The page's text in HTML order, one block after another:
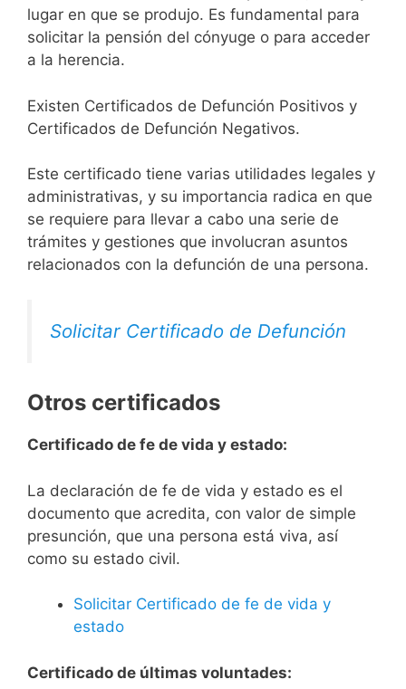
lugar en que se produjo. Es fundamental para
solicitar la pensión del cónyuge o para acceder
a la herencia.
Existen Certificados de Defunción Positivos y
Certificados de Defunción Negativos.
Este certificado tiene varias utilidades legales y
administrativas, y su importancia radica en que
se requiere para llevar a cabo una serie de
trámites y gestiones que involucran asuntos
relacionados con la defunción de una persona.
Solicitar Certificado de Defunción
Otros certificados
Certificado de fe de vida y estado:
La declaración de fe de vida y estado es el
documento que acredita, con valor de simple
presunción, que una persona está viva, así
como su estado civil.
Solicitar Certificado de fe de vida y
estado
Certificado de últimas voluntades: